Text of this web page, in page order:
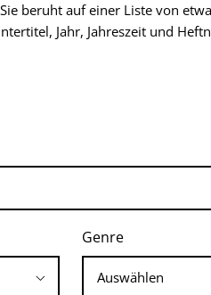
beruht auf einer Liste von
Jahr, Jahreszeit und
Genre